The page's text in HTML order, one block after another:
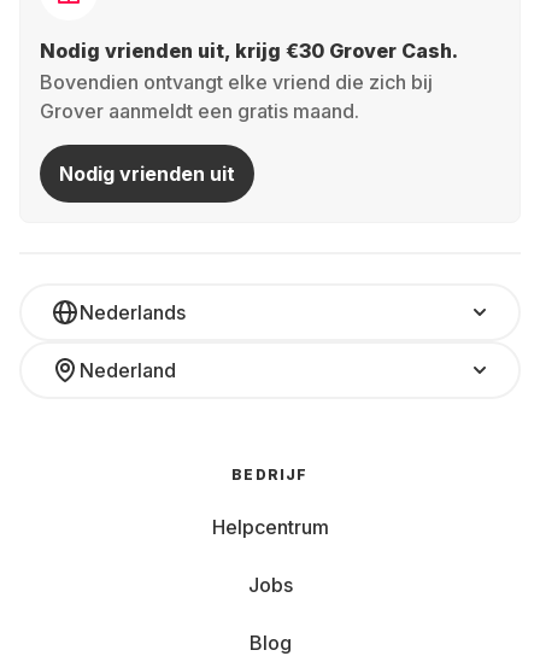
Nodig vrienden uit, krijg €30 Grover Cash.
Bovendien ontvangt elke vriend die zich bij
Grover aanmeldt een gratis maand.
Nodig vrienden uit
Nederlands
Nederland
BEDRIJF
Helpcentrum
Jobs
Blog